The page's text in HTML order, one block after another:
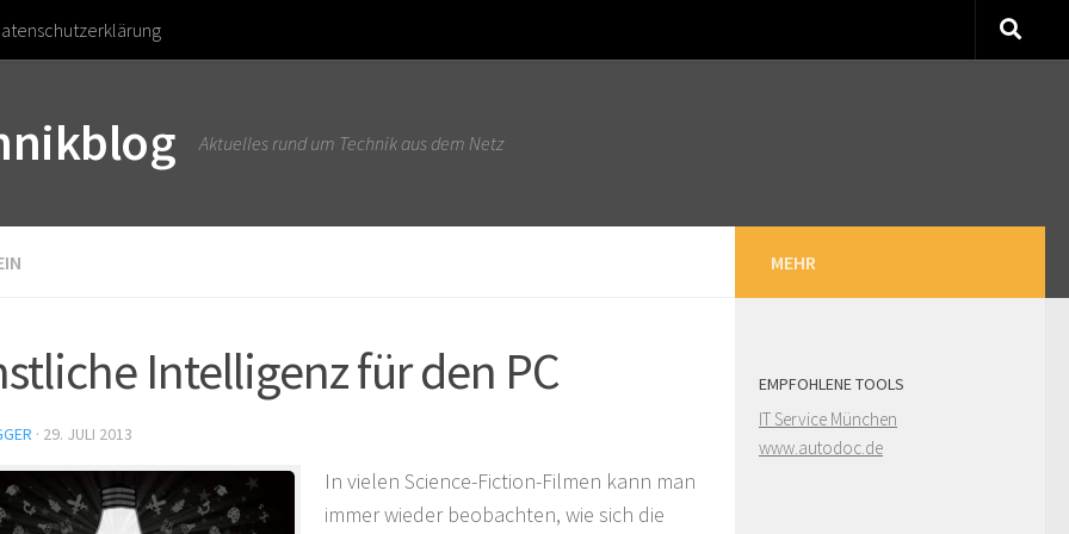
Aktuelles rund um Technik aus dem Netz
Intelligenz für den PC
· 29. JULI 2013
In vielen Science-Fiction-Filmen kann man
immer wieder beobachten, wie sich die
MEHR
EMPFOHLENE TOOLS
IT Service München
www.autodoc.de